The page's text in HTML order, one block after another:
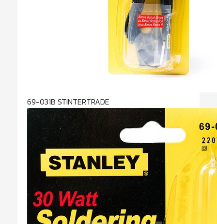
69-031B STINTERTRADE